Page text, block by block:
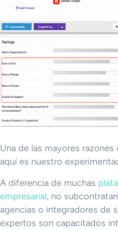
Una de las mayores
aquí es nuestro
A diferencia de muchas
empresarial, no
agencias o integradores de
expertos son capacitados